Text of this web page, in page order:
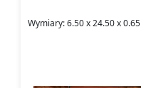
Wymiary: 6.50 x 24.50 x 0.65